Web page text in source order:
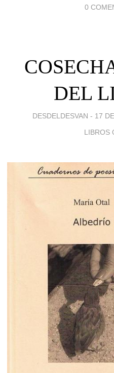
0
DEL
DESDELDESVAN - 17
LIBROS